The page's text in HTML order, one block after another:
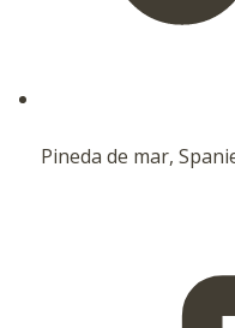
Pineda de mar,